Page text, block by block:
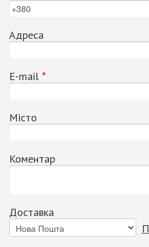
Адреса
Е-mail *
Місто
Коментар
Доставка